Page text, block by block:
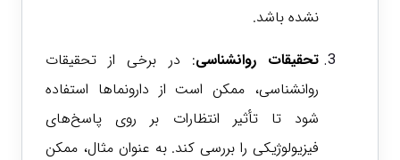
نشده باشد.
تحقیقات روانشناسی: در برخی از تحقیقات
روانشناسی، ممکن است از دارونماها استفاده
شود تا تأثیر انتظارات بر روی پاسخ‌های
فیزیولوژیکی را بررسی کند. به عنوان مثال، ممکن